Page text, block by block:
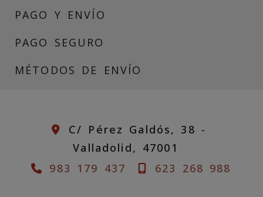
PAGO Y ENVÍO
PAGO SEGURO
MÉTODOS DE ENVÍO
C/ Pérez Galdós, 38 -
Valladolid, 47001
983 179 437
623 268 988